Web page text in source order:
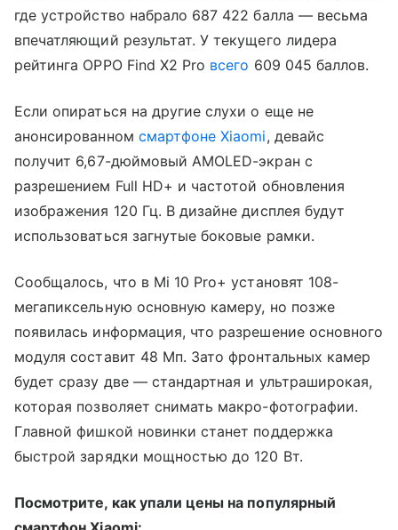
где устройство набрало 687 422 балла — весьма
впечатляющий результат. У текущего лидера
рейтинга OPPO Find X2 Pro всего 609 045 баллов.
Если опираться на другие слухи о еще не
анонсированном смартфоне Xiaomi, девайс
получит 6,67-дюймовый AMOLED-экран с
разрешением Full HD+ и частотой обновления
изображения 120 Гц. В дизайне дисплея будут
использоваться загнутые боковые рамки.
Сообщалось, что в Mi 10 Pro+ установят 108-
мегапиксельную основную камеру, но позже
появилась информация, что разрешение основного
модуля составит 48 Мп. Зато фронтальных камер
будет сразу две — стандартная и ультраширокая,
которая позволяет снимать макро-фотографии.
Главной фишкой новинки станет поддержка
быстрой зарядки мощностью до 120 Вт.
Посмотрите, как упали цены на популярный